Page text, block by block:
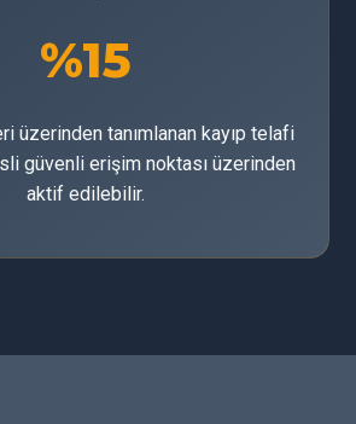
%15
üzerinden tanımlanan kayıp telafi
güvenli erişim noktası üzerinden
aktif edilebilir.